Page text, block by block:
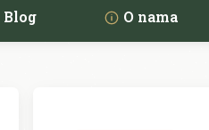
Blog O nama